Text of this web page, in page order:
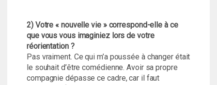
2) Votre « nouvelle vie » correspond-elle à ce
que vous vous imaginiez lors de votre
réorientation ?
Pas vraiment. Ce qui m’a poussée à changer était
le souhait d’être comédienne. Avoir sa propre
compagnie dépasse ce cadre, car il faut